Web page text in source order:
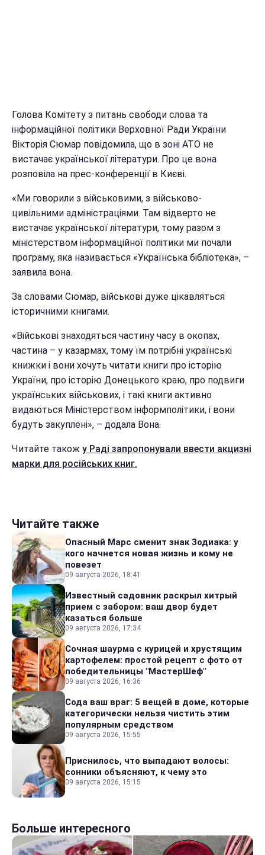
Голова Комітету з питань свободи слова та
інформаційної політики Верховної Ради України
Вікторія Сюмар повідомила, що в зоні АТО не
вистачає української літератури. Про це вона
розповіла на прес-конференції в Києві.
«Ми говорили з військовими, з військово-
цивільними адміністраціями. Там відверто не
вистачає української літератури, тому разом з
міністерством інформаційної політики ми почали
програму, яка називається «Українська бібліотека», –
заявила вона.
За словами Сюмар, військові дуже цікавляться
історичними книгами.
«Військові знаходяться частину часу в окопах,
частина – у казармах, тому їм потрібні українські
книжки і вони хочуть читати книги про історію
України, про історію Донецького краю, про подвиги
українських військових, і такі книги активно
видаються Міністерством інформполітики, і вони
будуть закуплені», – додала Вона.
Читайте також у Раді запропонували ввести акцизні
марки для російських книг.
Читайте также
Опасный Марс сменит знак Зодиака: у
кого начнется новая жизнь и кому не
повезет
09 августа 2026, 18:41
Известный садовник раскрыл хитрый
прием с забором: ваш двор будет
казаться больше
09 августа 2026, 17:34
Сочная шаурма с курицей и хрустящим
картофелем: простой рецепт с фото от
победительницы "МастерШеф"
09 августа 2026, 16:36
Сода ваш враг: 5 вещей в доме, которые
категорически нельзя чистить этим
популярным средством
09 августа 2026, 15:55
Приснилось, что выпадают волосы:
сонники объясняют, к чему это
09 августа 2026, 15:15
Больше интересного